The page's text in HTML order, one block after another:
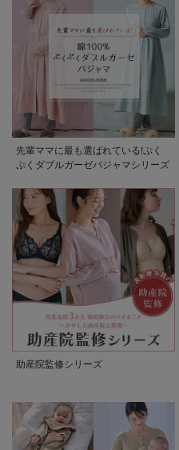
先輩ママに最も選ばれている!ぷく
ぷくダブルガーゼパジャマシリーズ
助産院監修シリーズ